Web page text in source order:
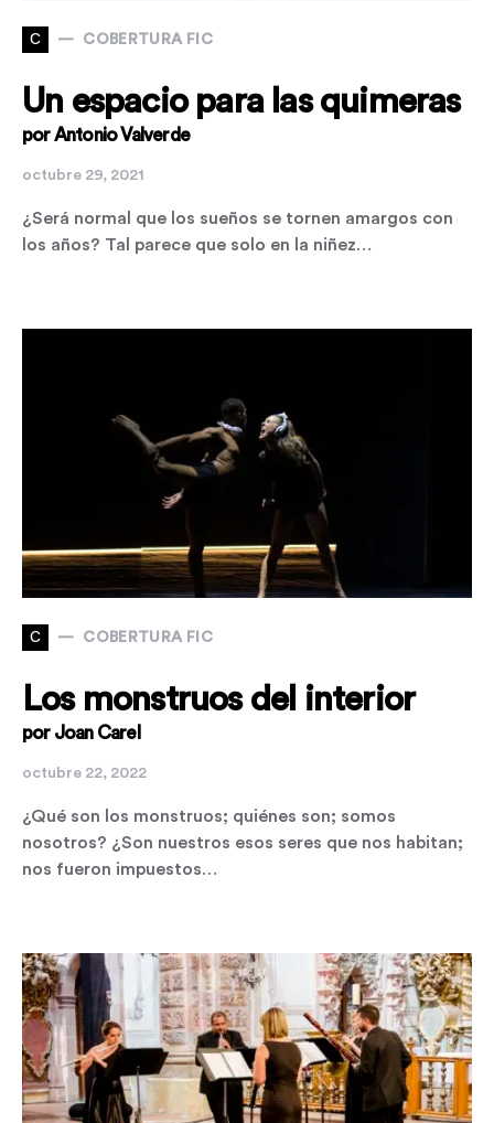
C COBERTURA FIC
Un espacio para las quimeras
por Antonio Valverde
octubre 29, 2021
¿Será normal que los sueños se tornen amargos con
los años? Tal parece que solo en la niñez…
C COBERTURA FIC
Los monstruos del interior
por Joan Carel
octubre 22, 2022
¿Qué son los monstruos; quiénes son; somos
nosotros? ¿Son nuestros esos seres que nos habitan;
nos fueron impuestos…